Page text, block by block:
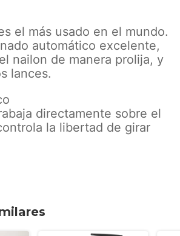
el más usado en el mundo.
automático excelente,
nailon de manera prolija, y
lances.
directamente sobre el
la libertad de girar